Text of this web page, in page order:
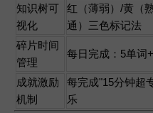
知识树可
视化
红（薄弱）/黄（
通）三色标记法
碎片时间
管理
每日完成：5单词
成就激励
机制
每完成"15分钟超
乐